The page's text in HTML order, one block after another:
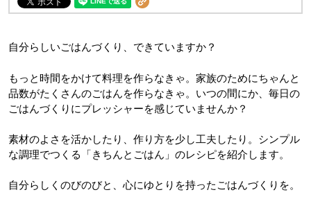
自分らしいごはんづくり、できていますか？
もっと時間をかけて料理を作らなきゃ。家族のためにちゃんと
品数がたくさんのごはんを作らなきゃ。いつの間にか、毎日の
ごはんづくりにプレッシャーを感じていませんか？
素材のよさを活かしたり、作り方を少し工夫したり。シンプル
な調理でつくる「きちんとごはん」のレシピを紹介します。
自分らしくのびのびと、心にゆとりを持ったごはんづくりを。